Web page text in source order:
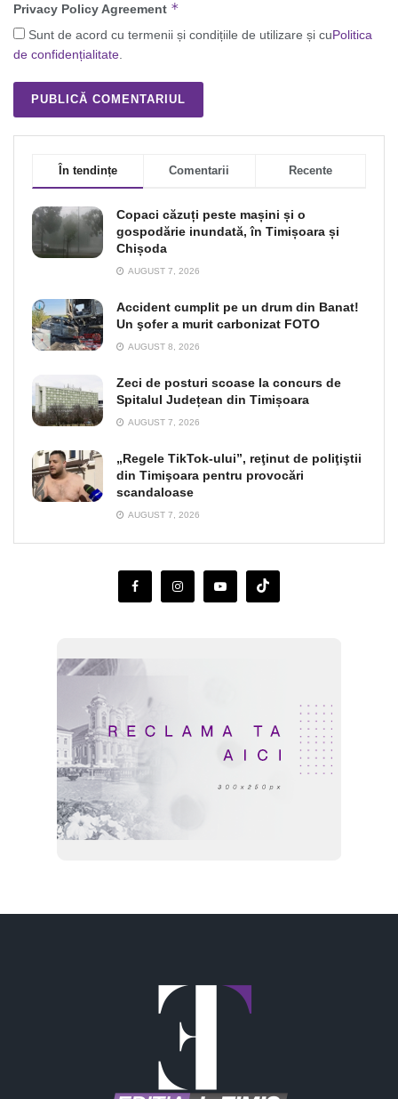
Privacy Policy Agreement *
Sunt de acord cu termenii și condițiile de utilizare și cuPolitica
de confidențialitate.
În tendințe Comentarii Recente
Copaci căzuți peste mașini și o
gospodărie inundată, în Timișoara și
Chișoda
AUGUST 7, 2026
Accident cumplit pe un drum din Banat!
Un şofer a murit carbonizat FOTO
AUGUST 8, 2026
Zeci de posturi scoase la concurs de
Spitalul Județean din Timișoara
AUGUST 7, 2026
„Regele TikTok-ului”, reţinut de poliţiştii
din Timişoara pentru provocări
scandaloase
AUGUST 7, 2026